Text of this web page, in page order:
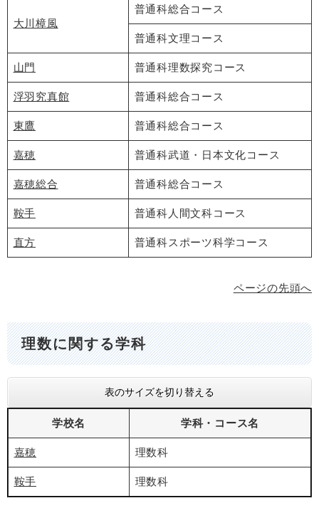
大川樟風
普通科総合コース
普通科文理コース
山門 普通科理数探究コース
浮羽究真館 普通科総合コース
東鷹 普通科総合コース
嘉穂 普通科武道・日本文化コース
嘉穂総合 普通科総合コース
鞍手 普通科人間文科コース
直方 普通科スポーツ科学コース
ページの先頭へ
理数に関する学科
表のサイズを切り替える
学校名 学科・コース名
嘉穂 理数科
鞍手 理数科